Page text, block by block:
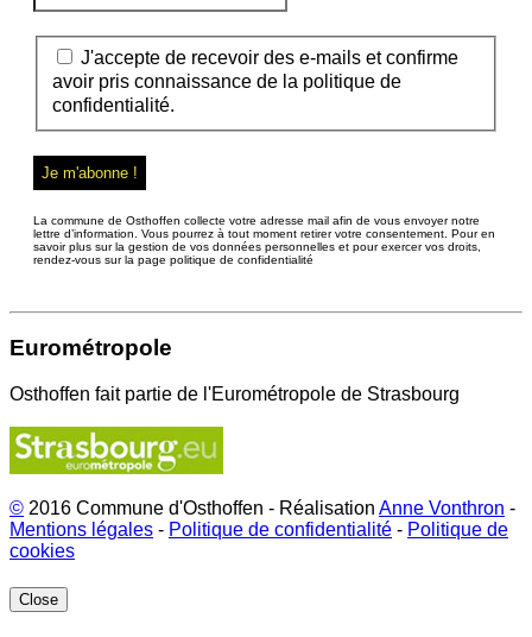
J'accepte de recevoir des e-mails et confirme
avoir pris connaissance de la politique de
confidentialité.
La commune de Osthoffen collecte votre adresse mail afin de vous envoyer notre
lettre d’information. Vous pourrez à tout moment retirer votre consentement. Pour en
savoir plus sur la gestion de vos données personnelles et pour exercer vos droits,
rendez-vous sur la page politique de confidentialité
Eurométropole
Osthoffen fait partie de l'Eurométropole de Strasbourg
© 2016 Commune d'Osthoffen - Réalisation Anne Vonthron -
Mentions légales - Politique de confidentialité - Politique de
cookies
Close